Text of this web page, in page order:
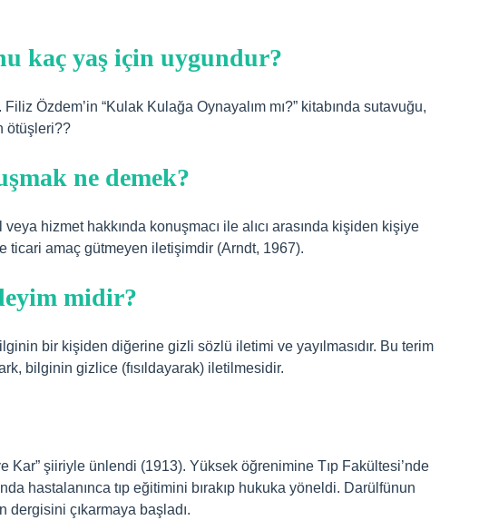
kaç yaş için uygundur?
Özdem’in “Kulak Kulağa Oynayalım mı?” kitabında sutavuğu,
ötüşleri??
ne demek?
hizmet hakkında konuşmacı ile alıcı arasında kişiden kişiye
ticari amaç gütmeyen iletişimdir (Arndt, 1967).
midir?
bir kişiden diğerine gizli sözlü iletimi ve yayılmasıdır. Bu terim
bilginin gizlice (fısıldayarak) iletilmesidir.
Kar” şiiriyle ünlendi (1913). Yüksek öğrenimine Tıp Fakültesi’nde
hastalanınca tıp eğitimini bırakıp hukuka yöneldi. Darülfünun
dergisini çıkarmaya başladı.